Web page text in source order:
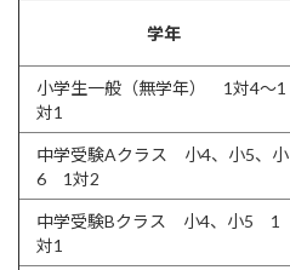
学年
小学生一般（無学年） 1対4～1
対1
中学受験Aクラス 小4、小5、小
6 1対2
中学受験Bクラス 小4、小5 1
対1